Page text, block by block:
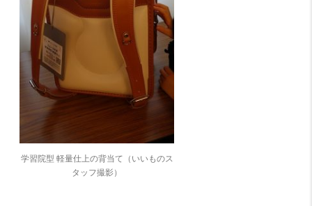
学習院型 軽量仕上の背当て（いいものス
タッフ撮影）